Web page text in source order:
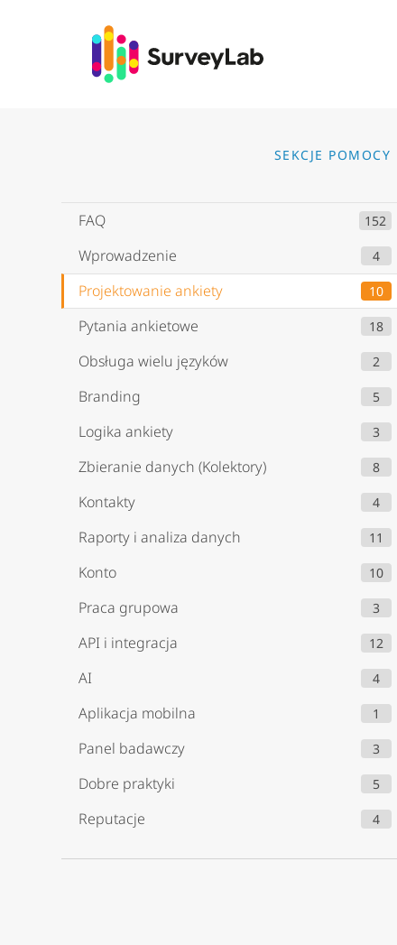
SEKCJE POMOCY
FAQ 152
Wprowadzenie 4
Projektowanie ankiety 10
Pytania ankietowe 18
Obsługa wielu języków 2
Branding 5
Logika ankiety 3
Zbieranie danych (Kolektory) 8
Kontakty 4
Raporty i analiza danych 11
Konto 10
Praca grupowa 3
API i integracja 12
AI 4
Aplikacja mobilna 1
Panel badawczy 3
Dobre praktyki 5
Reputacje 4